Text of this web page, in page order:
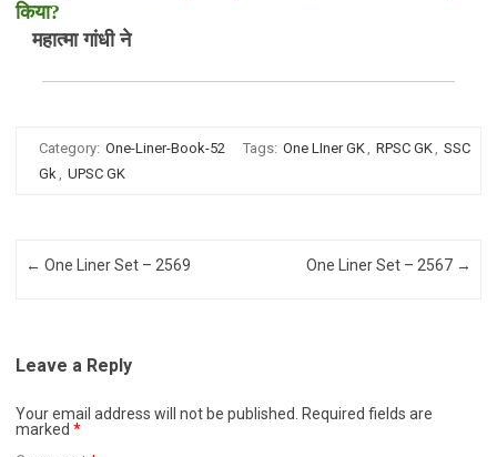
किया?
महात्मा गांधी ने
Category: One-Liner-Book-52 Tags: One LIner GK, RPSC GK, SSC
Gk, UPSC GK
Post navigation
← One Liner Set – 2569 One Liner Set – 2567 →
Leave a Reply
Your email address will not be published.
Required fields are
marked *